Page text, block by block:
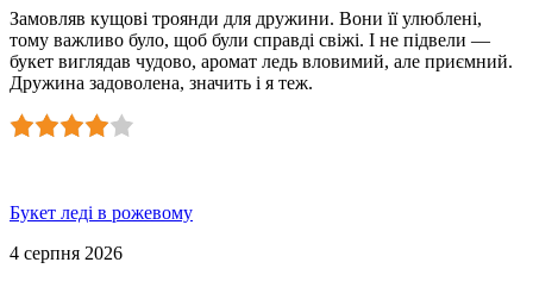
Замовляв кущові троянди для дружини. Вони її улюблені,
тому важливо було, щоб були справді свіжі. І не підвели —
букет виглядав чудово, аромат ледь вловимий, але приємний.
Дружина задоволена, значить і я теж.
Букет леді в рожевому
4 серпня 2026